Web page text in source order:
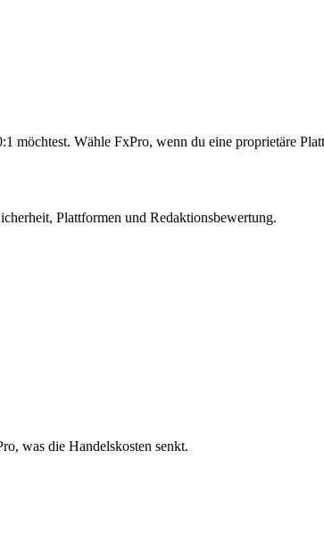
möchtest. Wähle FxPro, wenn du eine proprietäre
Plattformen und Redaktionsbewertung.
was die Handelskosten senkt.